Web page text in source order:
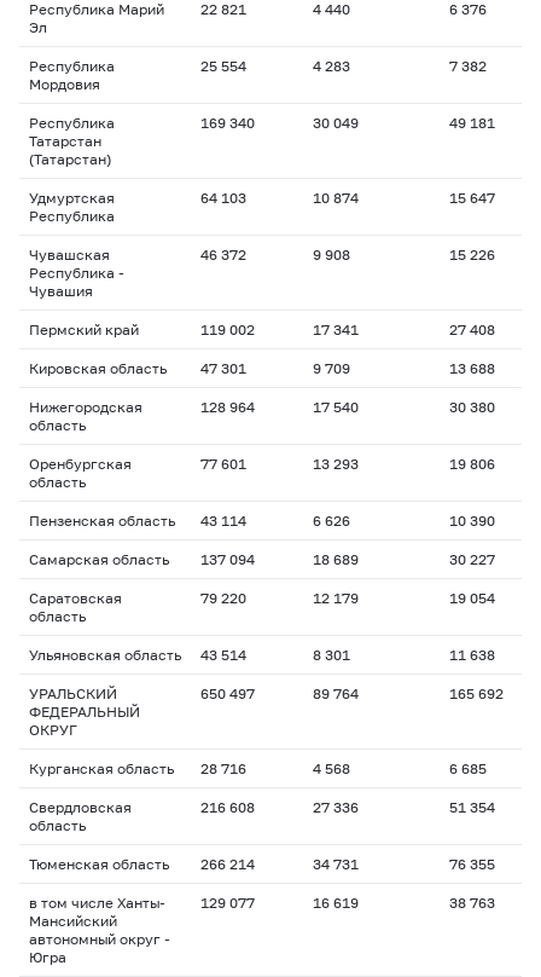
Республика Марий
Эл
22 821 4 440 6 376
Республика
Мордовия
25 554 4 283 7 382
Республика
Татарстан
(Татарстан)
169 340 30 049 49 181
Удмуртская
Республика
64 103 10 874 15 647
Чувашская
Республика -
Чувашия
46 372 9 908 15 226
Пермский край 119 002 17 341 27 408
Кировская область 47 301 9 709 13 688
Нижегородская
область
128 964 17 540 30 380
Оренбургская
область
77 601 13 293 19 806
Пензенская область 43 114 6 626 10 390
Самарская область 137 094 18 689 30 227
Саратовская
область
79 220 12 179 19 054
Ульяновская область 43 514 8 301 11 638
УРАЛЬСКИЙ
ФЕДЕРАЛЬНЫЙ
ОКРУГ
650 497 89 764 165 692
Курганская область 28 716 4 568 6 685
Свердловская
область
216 608 27 336 51 354
Тюменская область 266 214 34 731 76 355
в том числе Ханты-
Мансийский
автономный округ -
Югра
129 077 16 619 38 763